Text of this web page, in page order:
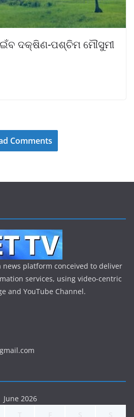
ଦକ୍ଷିଣ-ପଶ୍ଚିମ ମୌସୁମୀ
Comments
news platform conceived to deliver
services, using video-centric
and YouTube Channel.
June 2026